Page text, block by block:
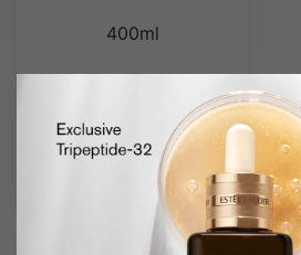
400ml
4,150.00
3,250.00 RSD